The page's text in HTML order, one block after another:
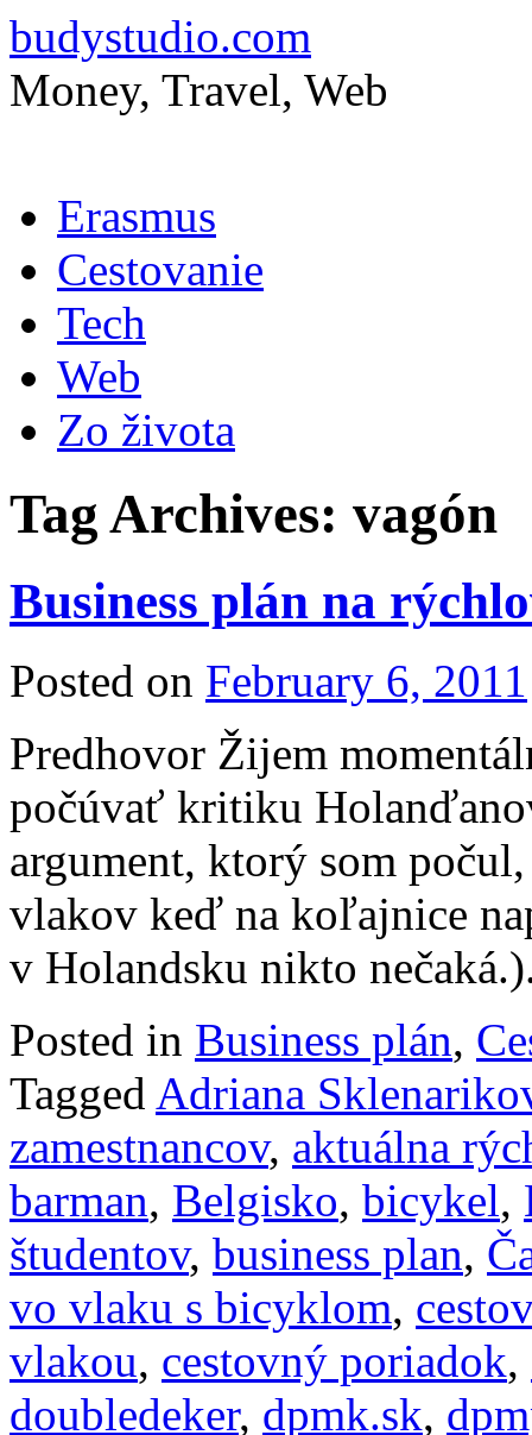
budystudio.com
Money, Travel, Web
to
contentErasmus
Cestovanie
Tech
Web
Zo života
Tag Archives: vagón
Business plán na
Posted on February 6, 2011
Predhovor Žijem
počúvať kritiku
argument, ktorý som
vlakov keď na koľajnice
v Holandsku nikto
Posted in Business plán,
Tagged Adriana
zamestnancov, aktuálna
barman, Belgisko, bicykel,
študentov, business plan,
vo vlaku s bicyklom,
vlakou, cestovný poriadok,
doubledeker, dpmk.sk,